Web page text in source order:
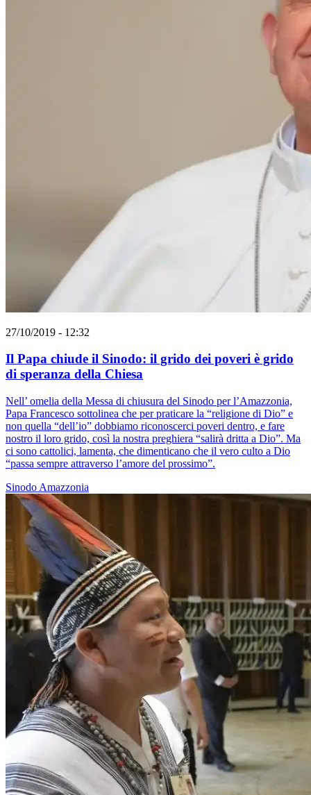
27/10/2019 - 12:32
Il Papa chiude il Sinodo: il grido dei poveri è grido
di speranza della Chiesa
Nell’ omelia della Messa di chiusura del Sinodo per l’Amazzonia,
Papa Francesco sottolinea che per praticare la “religione di Dio” e
non quella “dell’io” dobbiamo riconoscerci poveri dentro, e fare
nostro il loro grido, così la nostra preghiera “salirà dritta a Dio”. Ma
ci sono cattolici, lamenta, che dimenticano che il vero culto a Dio
“passa sempre attraverso l’amore del prossimo”.
Sinodo Amazzonia